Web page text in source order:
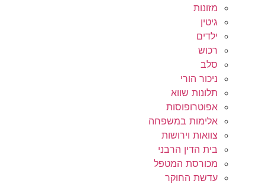
מזונות
גיטין
ילדים
רכוש
סלב
ניכור הורי
תלונות שווא
אפוטרופוסות
אלימות במשפחה
צוואות וירושות
בית הדין הרבני
מכורסת המטפל
עדשת החוקר